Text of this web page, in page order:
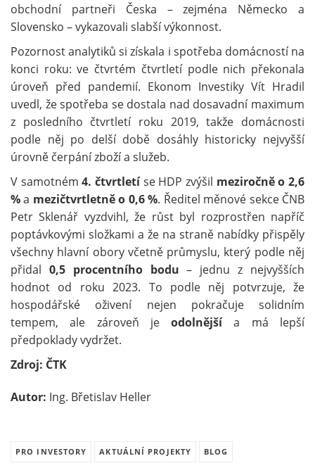
obchodní partneři Česka – zejména Německo a
Slovensko – vykazovali slabší výkonnost.
Pozornost analytiků si získala i spotřeba domácností na
konci roku: ve čtvrtém čtvrtletí podle nich překonala
úroveň před pandemií. Ekonom Investiky Vít Hradil
uvedl, že spotřeba se dostala nad dosavadní maximum
z posledního čtvrtletí roku 2019, takže domácnosti
podle něj po delší době dosáhly historicky nejvyšší
úrovně čerpání zboží a služeb.
V samotném4. čtvrtletíse HDP zvýšil meziročně o 2,6
%a mezičtvrtletně o 0,6 %. Ředitel měnové sekce ČNB
Petr Sklenář vyzdvihl, že růst byl rozprostřen napříč
poptávkovými složkami a že na straně nabídky přispěly
všechny hlavní obory včetně průmyslu, který podle něj
přidal 0,5 procentního bodu – jednu z nejvyšších
hodnot od roku 2023. To podle něj potvrzuje, že
hospodářské oživení nejen pokračuje solidním
tempem, ale zároveň jeodolnějšía má lepší
předpoklady vydržet.
Zdroj: ČTK
Autor: Ing. Břetislav Heller
PRO INVESTORY AKTUÁLNÍ PROJEKTY BLOG